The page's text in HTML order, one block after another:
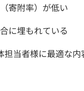
寄附率）が低い
に埋もれている
当者様に最適な内